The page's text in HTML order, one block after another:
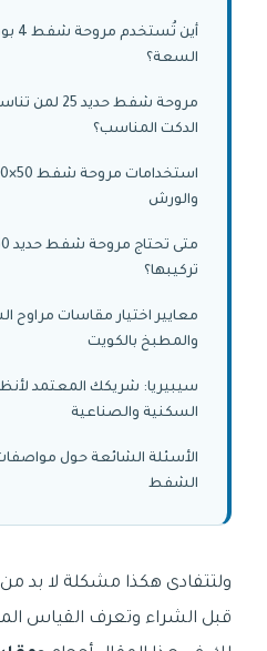
أين
السعة؟
مروحة شفط
الدكت المناسب؟
والورش
تركيبها؟
معايير اختيار مقاسات مراوح
والمطبخ بالكويت
سيبيريا: شريكك المعتمد
السكنية والصناعية
الأسئلة الشائعة حول
الشفط
ولتتفادى هكذا مشكلة لا بد من
قبل الشراء وتعرف القياس